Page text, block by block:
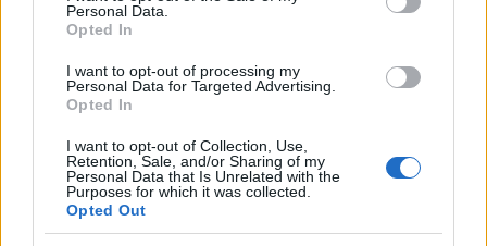
Personal Data.
Opted In
I want to opt-out of processing my
Personal Data for Targeted Advertising.
Opted In
I want to opt-out of Collection, Use,
Retention, Sale, and/or Sharing of my
Personal Data that Is Unrelated with the
Purposes for which it was collected.
Opted Out